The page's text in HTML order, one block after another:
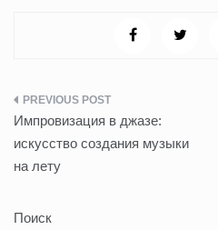
Навигация
по
записям
Импровизация в джазе:
искусство создания музыки
на лету
Поиск